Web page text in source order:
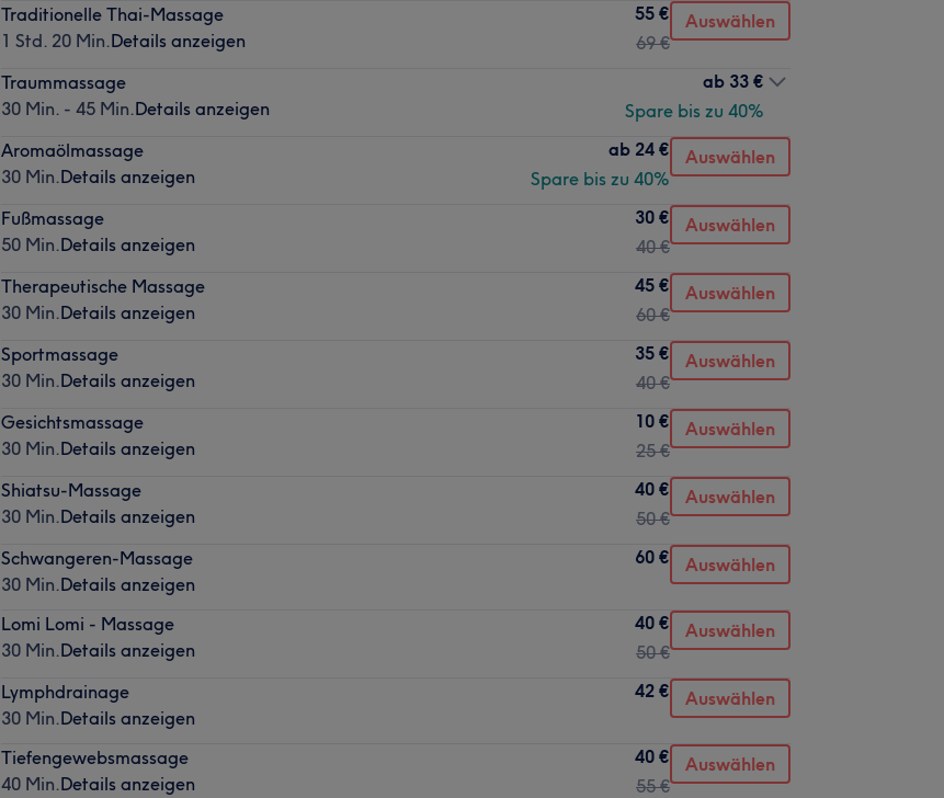
Traditionelle Thai-Massage
1 Std. 20 Min.Details anzeigen
55 €
69 €
Auswählen
Traummassage
30 Min. - 45 Min.Details anzeigen
ab 33 €
Spare bis zu 40%
Aromaölmassage
30 Min.Details anzeigen
ab 24 €
Spare bis zu 40%
Auswählen
Fußmassage
50 Min.Details anzeigen
30 €
40 €
Auswählen
Therapeutische Massage
30 Min.Details anzeigen
45 €
60 €
Auswählen
Sportmassage
30 Min.Details anzeigen
35 €
40 €
Auswählen
Gesichtsmassage
30 Min.Details anzeigen
10 €
25 €
Auswählen
Shiatsu-Massage
30 Min.Details anzeigen
40 €
50 €
Auswählen
Schwangeren-Massage
30 Min.Details anzeigen
60 € Auswählen
Lomi Lomi - Massage
30 Min.Details anzeigen
40 €
50 €
Auswählen
Lymphdrainage
30 Min.Details anzeigen
42 € Auswählen
Tiefengewebsmassage
40 Min.Details anzeigen
40 €
55 €
Auswählen